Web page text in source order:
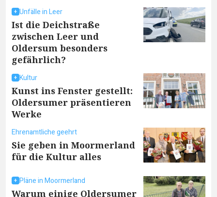
Unfälle in Leer
Ist die Deichstraße
zwischen Leer und
Oldersum besonders
gefährlich?
Kultur
Kunst ins Fenster gestellt:
Oldersumer präsentieren
Werke
Ehrenamtliche geehrt
Sie geben in Moormerland
für die Kultur alles
Pläne in Moormerland
Warum einige Oldersumer